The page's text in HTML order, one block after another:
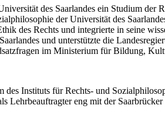
des Saarlandes ein Studium der
der Universität des
des Rechts und integrierte in seine
und unterstützte die
im Ministerium für Bildung,
Instituts für Rechts- und
Lehrbeauftragter eng mit der